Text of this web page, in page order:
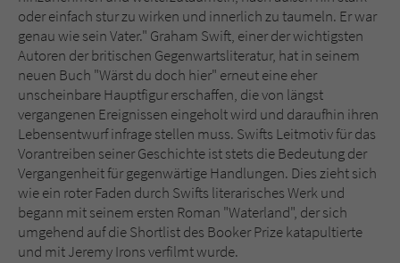
oder einfach stur zu wirken und innerlich zu taumeln. Er war
genau wie sein Vater." Graham Swift, einer der wichtigsten
Autoren der britischen Gegenwartsliteratur, hat in seinem
neuen Buch "Wärst du doch hier" erneut eine eher
unscheinbare Hauptfigur erschaffen, die von längst
vergangenen Ereignissen eingeholt wird und daraufhin ihren
Lebensentwurf infrage stellen muss. Swifts Leitmotiv für das
Vorantreiben seiner Geschichte ist stets die Bedeutung der
Vergangenheit für gegenwärtige Handlungen. Dies zieht sich
wie ein roter Faden durch Swifts literarisches Werk und
begann mit seinem ersten Roman "Waterland", der sich
umgehend auf die Shortlist des Booker Prize katapultierte
und mit Jeremy Irons verfilmt wurde.
Sicherheitscode des Kontaktformulars zu
überprüfen.